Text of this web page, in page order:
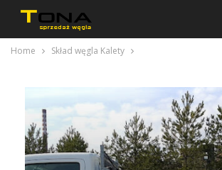
Home Skład węgla Kalety